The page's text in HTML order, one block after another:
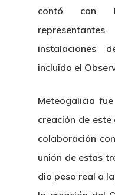
contó con
instalaciones
incluido el
Meteogalicia
creación de
colaboración
unión de estas
dio peso real a